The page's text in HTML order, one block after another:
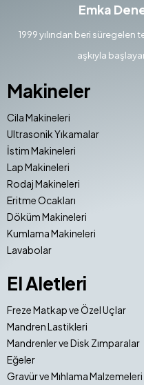
Emka
1999 yılından beri süregelen
aşkıyla
Makineler
Cila Makineleri
Ultrasonik Yıkamalar
İstim Makineleri
Lap Makineleri
Rodaj Makineleri
Eritme Ocakları
Döküm Makineleri
Kumlama Makineleri
Lavabolar
El Aletleri
Freze Matkap ve Özel Uçlar
Mandren Lastikleri
Mandrenler ve Disk Zımparalar
Eğeler
Gravür ve Mıhlama Malzemeleri